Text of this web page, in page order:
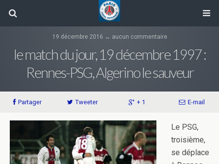
19 décembre 2016 ↔ aucun commentaire
le match du jour, 19 décembre 1997 :
Rennes-PSG, Algerino le sauveur
Partager Tweeter + 1 E-mail
Le PSG,
troisième,
se déplace